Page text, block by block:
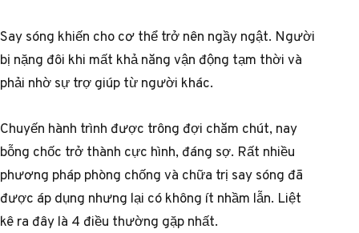
Say sóng khiến cho cơ thể trở nên ngầy ngật. Người
bị nặng đôi khi mất khả năng vận động tạm thời và
phải nhờ sự trợ giúp từ người khác.
Chuyến hành trình được trông đợi chăm chút, nay
bỗng chốc trở thành cực hình, đáng sợ. Rất nhiều
phương pháp phòng chống và chữa trị say sóng đã
được áp dụng nhưng lại có không ít nhầm lẫn. Liệt
kê ra đây là 4 điều thường gặp nhất.